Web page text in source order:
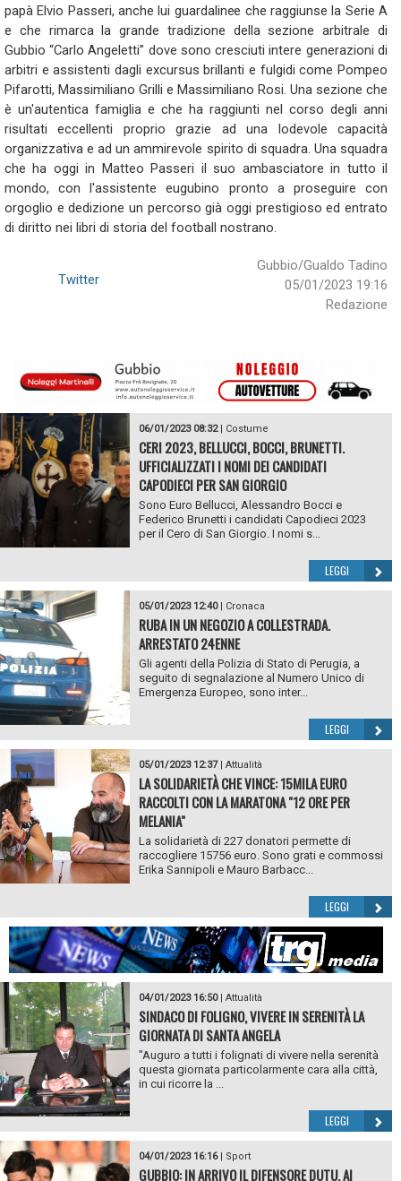
papà Elvio Passeri, anche lui guardalinee che raggiunse la Serie A
e che rimarca la grande tradizione della sezione arbitrale di
Gubbio “Carlo Angeletti” dove sono cresciuti intere generazioni di
arbitri e assistenti dagli excursus brillanti e fulgidi come Pompeo
Pifarotti, Massimiliano Grilli e Massimiliano Rosi. Una sezione che
è un'autentica famiglia e che ha raggiunti nel corso degli anni
risultati eccellenti proprio grazie ad una lodevole capacità
organizzativa e ad un ammirevole spirito di squadra. Una squadra
che ha oggi in Matteo Passeri il suo ambasciatore in tutto il
mondo, con l'assistente eugubino pronto a proseguire con
orgoglio e dedizione un percorso già oggi prestigioso ed entrato
di diritto nei libri di storia del football nostrano.
Gubbio/Gualdo Tadino
05/01/2023 19:16
Redazione
Twitter
06/01/2023 08:32| Costume
CERI 2023, BELLUCCI, BOCCI, BRUNETTI.
UFFICIALIZZATI I NOMI DEI CANDIDATI
CAPODIECI PER SAN GIORGIO
Sono Euro Bellucci, Alessandro Bocci e
Federico Brunetti i candidati Capodieci 2023
per il Cero di San Giorgio. I nomi s...
LEGGI
05/01/2023 12:40| Cronaca
RUBA IN UN NEGOZIO A COLLESTRADA.
ARRESTATO 24ENNE
Gli agenti della Polizia di Stato di Perugia, a
seguito di segnalazione al Numero Unico di
Emergenza Europeo, sono inter...
LEGGI
05/01/2023 12:37| Attualità
LA SOLIDARIETÀ CHE VINCE: 15MILA EURO
RACCOLTI CON LA MARATONA "12 ORE PER
MELANIA"
La solidarietà di 227 donatori permette di
raccogliere 15756 euro. Sono grati e commossi
Erika Sannipoli e Mauro Barbacc...
LEGGI
04/01/2023 16:50| Attualità
SINDACO DI FOLIGNO, VIVERE IN SERENITÀ LA
GIORNATA DI SANTA ANGELA
"Auguro a tutti i folignati di vivere nella serenità
questa giornata particolarmente cara alla città,
in cui ricorre la ...
LEGGI
04/01/2023 16:16| Sport
GUBBIO: IN ARRIVO IL DIFENSORE DUTU, AI